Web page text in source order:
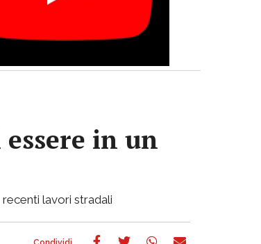
in un
lavori stradali